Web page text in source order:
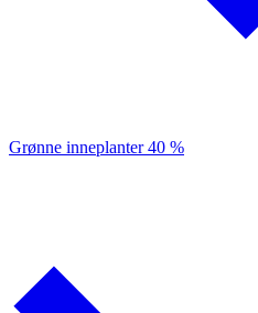
Grønne inneplanter40 %